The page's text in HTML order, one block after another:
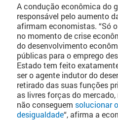
A condução econômica do
responsável pelo aumento
afirmam economistas. “Só
no momento de crise
do desenvolvimento
públicas para o emprego
Estado tem feito
ser o agente indutor do
retirado das suas funções
as livres forças do
não conseguem solucionar
desigualdade“, afirma a